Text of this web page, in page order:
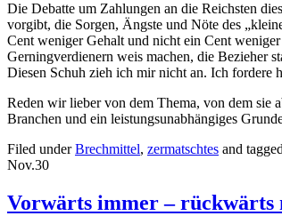
Die Debatte um Zahlungen an die Reichsten
vorgibt, die Sorgen, Ängste und Nöte des
Cent weniger Gehalt und nicht ein Cent
Gerningverdienern weis machen, die Bezieher
Diesen Schuh zieh ich mir nicht an. Ich fordere
Reden wir lieber von dem Thema, von dem sie
Branchen und ein leistungsunabhängiges
Filed underBrechmittel, zermatschtes and tagged
Nov.30
Vorwärts immer – rückwärts